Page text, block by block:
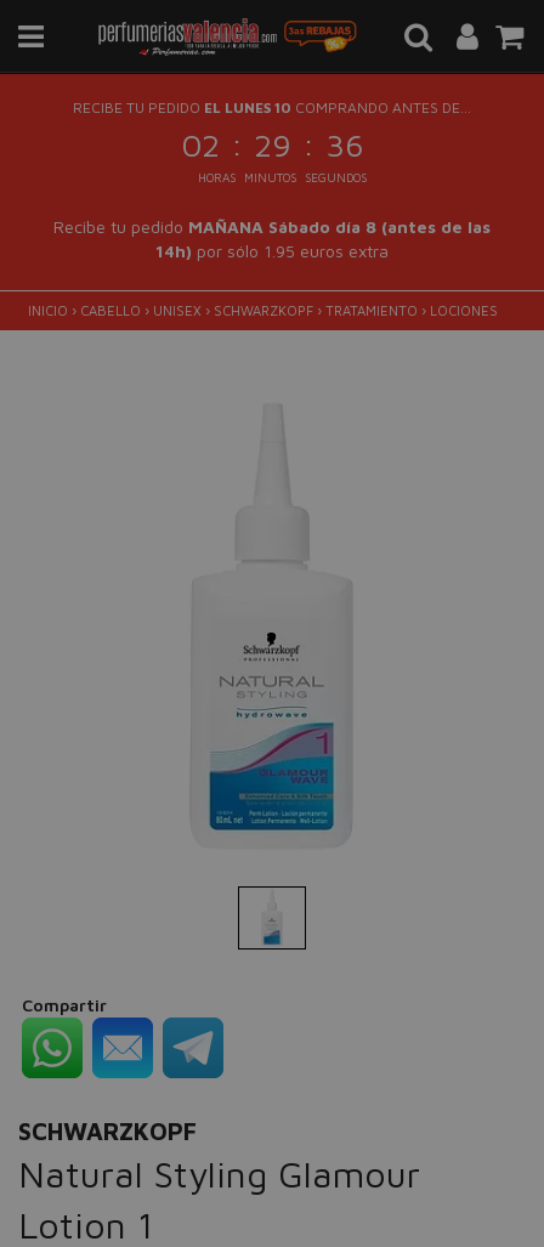
RECIBE TU PEDIDO EL LUNES 10 COMPRANDO ANTES DE...
02 : 29 : 36
HORAS MINUTOS SEGUNDOS
Recibe tu pedido MAÑANA Sábado día 8 (antes de las
14h) por sólo 1.95 euros extra
INICIO › CABELLO › UNISEX › SCHWARZKOPF › TRATAMIENTO › LOCIONES
Compartir
SCHWARZKOPF
Natural Styling Glamour
Lotion 1